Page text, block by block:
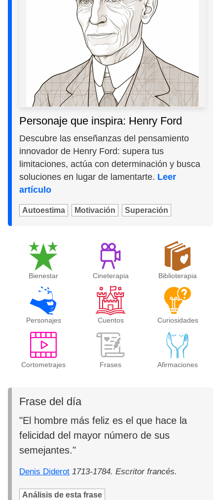
Personaje que inspira: Henry Ford
Descubre las enseñanzas del pensamiento
innovador de Henry Ford: supera tus
limitaciones, actúa con determinación y busca
soluciones en lugar de lamentarte. Leer
artículo
Autoestima Motivación Superación
Bienestar Cineterapia Biblioterapia
Personajes Cuentos Curiosidades
Cortometrajes Frases Afirmaciones
Frase del día
"El hombre más feliz es el que hace la
felicidad del mayor número de sus
semejantes."
Denis Diderot 1713-1784. Escritor francés.
Análisis de esta frase